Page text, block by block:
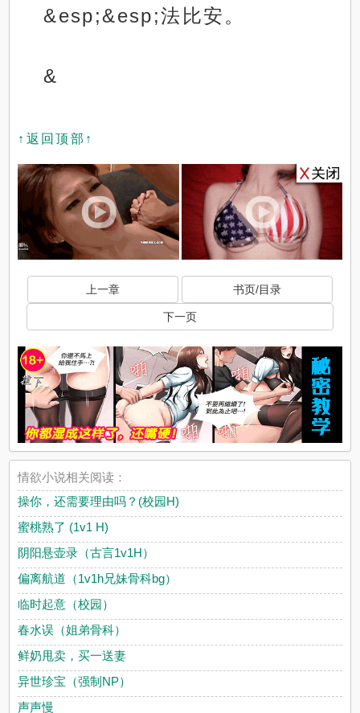
&esp;&esp;法比安。
&
↑返回顶部↑
上一章 书页/目录
下一页
情欲小说相关阅读：
操你，还需要理由吗？(校园H)
蜜桃熟了 (1v1 H)
阴阳悬壶录（古言1v1H）
偏离航道（1v1h兄妹骨科bg）
临时起意（校园）
春水误（姐弟骨科）
鲜奶甩卖，买一送妻
异世珍宝（强制NP）
声声慢